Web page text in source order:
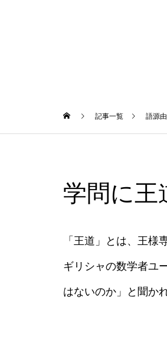
記事一覧 語源
学問に王
「王道」とは、王様
ギリシャの数学者ユ
はないのか」と聞か